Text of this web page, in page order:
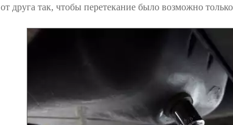
от друга так, чтобы перетекание было возможно